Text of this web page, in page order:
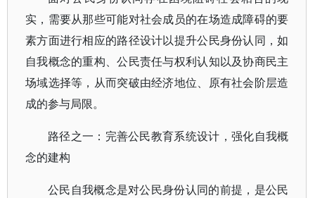
实，需要从那些可能对社会成员的在场造成障碍的要
素方面进行相应的路径设计以提升公民身份认同，如
自我概念的重构、公民责任与权利认知以及协商民主
场域选择等，从而突破由经济地位、原有社会阶层造
成的参与局限。
路径之一：完善公民教育系统设计，强化自我概
念的建构
公民自我概念是对公民身份认同的前提，是公民